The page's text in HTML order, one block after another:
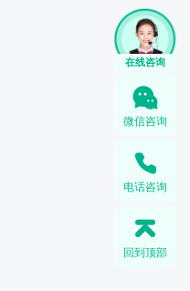
微信咨询
电话咨询
回到顶部